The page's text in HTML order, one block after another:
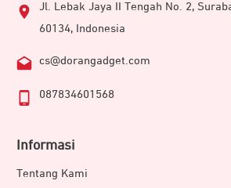
Jl. Lebak Jaya II Tengah No. 2,
60134, Indonesia
cs@dorangadget.com
087834601568
Informasi
Tentang Kami